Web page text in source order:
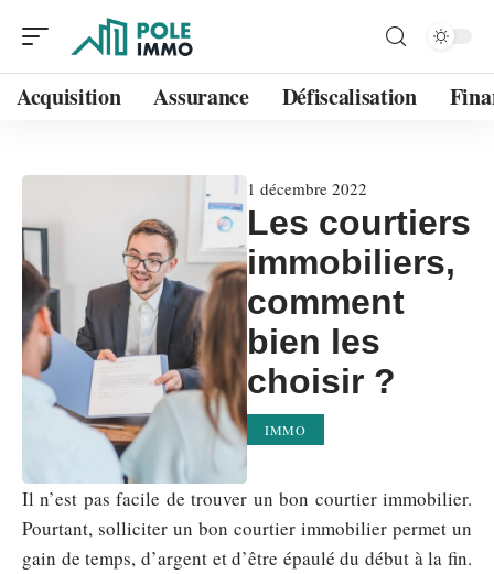
Acquisition Assurance Défiscalisation
1 décembre 2022
Les courtiers
immobiliers,
comment
bien les
choisir ?
IMMO
Il n’est pas facile de trouver un bon courtier immobilier.
Pourtant, solliciter un bon courtier immobilier permet un
gain de temps, d’argent et d’être épaulé du début à la fin.